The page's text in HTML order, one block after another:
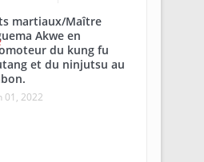
martiaux/Maître
Akwe en
du kung fu
et du ninjutsu au
01, 2022